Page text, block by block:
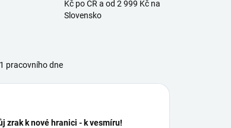
Kč po ČR a od 2 999 Kč na
Slovensko
pracovního dne
zrak k nové hranici - k vesmíru!